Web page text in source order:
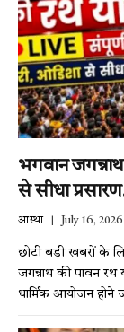
भगवान
से सीधा
आस्था July 16, 2026
छोटी बड़ी खबरों के
जगन्नाथ की पावन
धार्मिक आयोजन होने